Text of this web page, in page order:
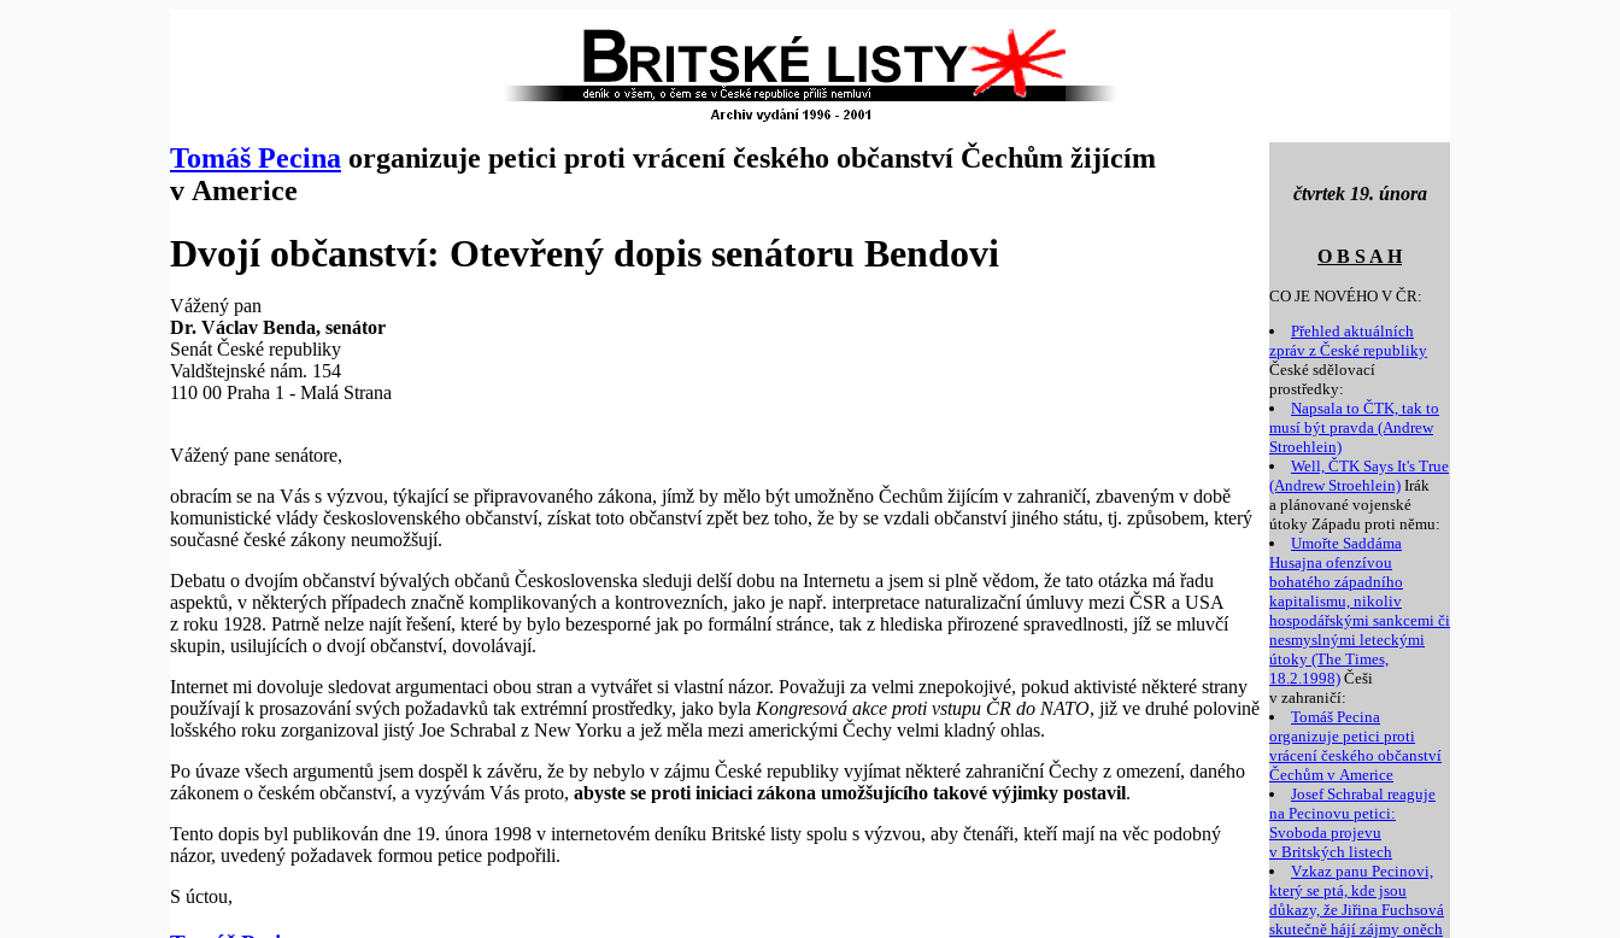
čtvrtek 19. února
O B S A H
CO JE NOVÉHO V ČR:
Přehled aktuálních
zpráv z České republiky
České sdělovací
prostředky:
Napsala to ČTK, tak to
musí být pravda (Andrew
Stroehlein)
Well, ČTK Says It's True
(Andrew Stroehlein) Irák
a plánované vojenské
útoky Západu proti němu:
Umořte Saddáma
Husajna ofenzívou
bohatého západního
kapitalismu, nikoliv
hospodářskými sankcemi či
nesmyslnými leteckými
útoky (The Times,
18.2.1998) Češi
v zahraničí:
Tomáš Pecina
organizuje petici proti
vrácení českého občanství
Čechům v Americe
Josef Schrabal reaguje
na Pecinovu petici:
Svoboda projevu
v Britských listech
Vzkaz panu Pecinovi,
který se ptá, kde jsou
důkazy, že Jiřina Fuchsová
skutečně hájí zájmy oněch
Tomáš Pecina organizuje petici proti vrácení českého občanství Čechům žijícím
v Americe
Dvojí občanství: Otevřený dopis senátoru Bendovi
Vážený pan
Dr. Václav Benda, senátor
Senát České republiky
Valdštejnské nám. 154
110 00 Praha 1 - Malá Strana
Vážený pane senátore,
obracím se na Vás s výzvou, týkající se připravovaného zákona, jímž by mělo být umožněno Čechům žijícím v zahraničí, zbaveným v době
komunistické vlády československého občanství, získat toto občanství zpět bez toho, že by se vzdali občanství jiného státu, tj. způsobem, který
současné české zákony neumožšují.
Debatu o dvojím občanství bývalých občanů Československa sleduji delší dobu na Internetu a jsem si plně vědom, že tato otázka má řadu
aspektů, v některých případech značně komplikovaných a kontrovezních, jako je např. interpretace naturalizační úmluvy mezi ČSR a USA
z roku 1928. Patrně nelze najít řešení, které by bylo bezesporné jak po formální stránce, tak z hlediska přirozené spravedlnosti, jíž se mluvčí
skupin, usilujících o dvojí občanství, dovolávají.
Internet mi dovoluje sledovat argumentaci obou stran a vytvářet si vlastní názor. Považuji za velmi znepokojivé, pokud aktivisté některé strany
používají k prosazování svých požadavků tak extrémní prostředky, jako byla Kongresová akce proti vstupu ČR do NATO, již ve druhé polovině
lošského roku zorganizoval jistý Joe Schrabal z New Yorku a jež měla mezi americkými Čechy velmi kladný ohlas.
Po úvaze všech argumentů jsem dospěl k závěru, že by nebylo v zájmu České republiky vyjímat některé zahraniční Čechy z omezení, daného
zákonem o českém občanství, a vyzývám Vás proto, abyste se proti iniciaci zákona umožšujícího takové výjimky postavil.
Tento dopis byl publikován dne 19. února 1998 v internetovém deníku Britské listy spolu s výzvou, aby čtenáři, kteří mají na věc podobný
názor, uvedený požadavek formou petice podpořili.
S úctou,